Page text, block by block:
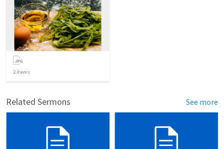
2items
Related Sermons See more